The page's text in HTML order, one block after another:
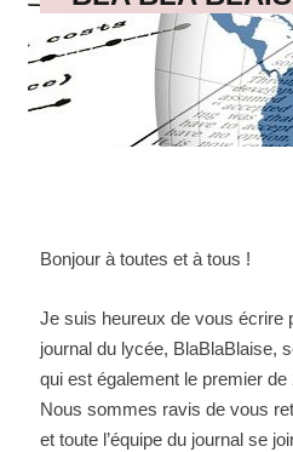
Bonjour à toutes et à tous !
Je suis heureux de vous écrire
journal du lycée, BlaBlaBlaise,
qui est également le premier de
Nous sommes ravis de vous
et toute l’équipe du journal se